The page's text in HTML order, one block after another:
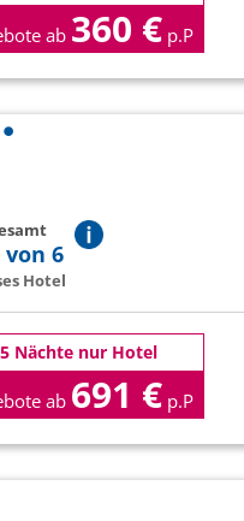
ab 360 € p.P
von 6
Hotel
5 Nächte nur Hotel
ab 691 € p.P